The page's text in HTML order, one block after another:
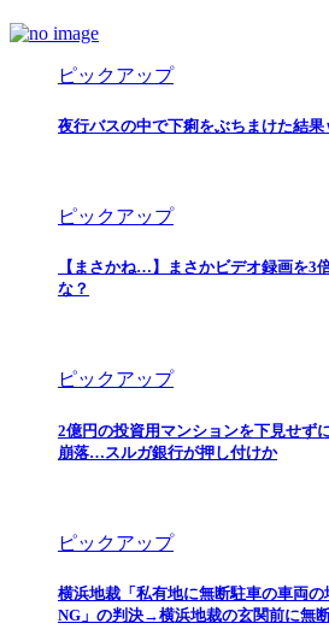
ピックアップ
夜行バスの中で下痢をぶちまけた結
ピックアップ
【まさかね…】まさかビデオ録画を3
な？
ピックアップ
2億円の投資用マンションを下見せず
崩落…スルガ銀行が押し付けか
ピックアップ
横浜地裁「私有地に無断駐車の車両
NG」の判決→横浜地裁の玄関前に無